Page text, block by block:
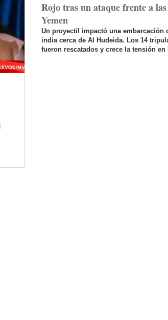
Rojo tras un ataque frente a las
Yemen
Un proyectil impactó una embarcación
india cerca de Al Hudeida. Los 14
fueron rescatados y crece la tensión en